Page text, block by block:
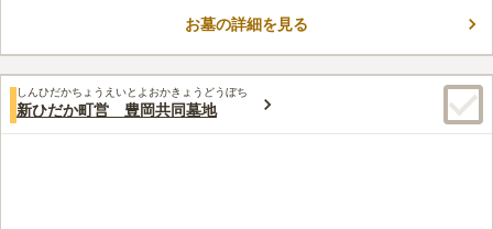
いし昆布温泉｢蔵三｣という太平洋を眺めながら入浴できる温泉施
しょう。
口コミ評価
この霊園はまだ誰からも評価されていません。
お墓の詳細を見る
しんひだかちょうえいとよおかきょうどうぼち
新ひだか町営 豊岡共同墓地